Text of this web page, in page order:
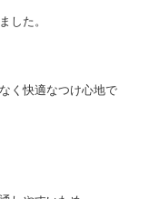
した。
く快適なつけ心地で